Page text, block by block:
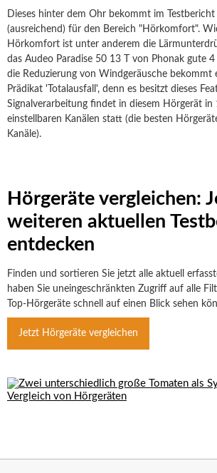
Dieses hinter dem Ohr bekommt im
(ausreichend) für den Bereich "Hörkomfort".
Hörkomfort ist unter anderem die
das Audeo Paradise 50 13 T von Phonak gute
die Reduzierung von Windgeräusche bekommt
Prädikat 'Totalausfall', denn es besitzt dieses
Signalverarbeitung findet in diesem Hörgerät in
einstellbaren Kanälen statt (die besten
Kanäle).
Hörgeräte vergleichen:
weiteren aktuellen
entdecken
Finden und sortieren Sie jetzt alle aktuell
haben Sie uneingeschränkten Zugriff auf alle
Top-Hörgeräte schnell auf einen Blick sehen
Jetzt Hörgeräte vergleichen